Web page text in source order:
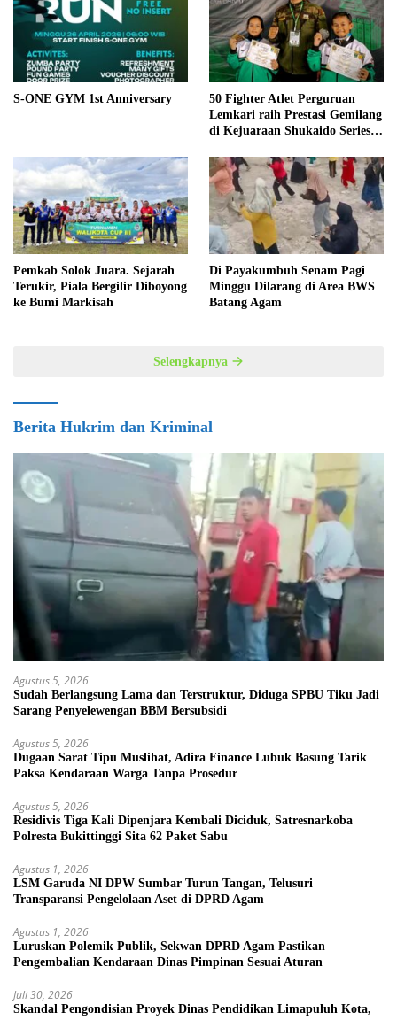
S-ONE GYM 1st Anniversary
50 Fighter Atlet Perguruan
Lemkari raih Prestasi Gemilang
di Kejuaraan Shukaido Series 1
Pemkab Solok Juara. Sejarah
Terukir, Piala Bergilir Diboyong
ke Bumi Markisah
Di Payakumbuh Senam Pagi
Minggu Dilarang di Area BWS
Batang Agam
Selengkapnya
Berita Hukrim dan Kriminal
Agustus 5, 2026
Sudah Berlangsung Lama dan Terstruktur, Diduga SPBU Tiku Jadi
Sarang Penyelewengan BBM Bersubsidi
Agustus 5, 2026
Dugaan Sarat Tipu Muslihat, Adira Finance Lubuk Basung Tarik
Paksa Kendaraan Warga Tanpa Prosedur
Agustus 5, 2026
Residivis Tiga Kali Dipenjara Kembali Diciduk, Satresnarkoba
Polresta Bukittinggi Sita 62 Paket Sabu
Agustus 1, 2026
LSM Garuda NI DPW Sumbar Turun Tangan, Telusuri
Transparansi Pengelolaan Aset di DPRD Agam
Agustus 1, 2026
Luruskan Polemik Publik, Sekwan DPRD Agam Pastikan
Pengembalian Kendaraan Dinas Pimpinan Sesuai Aturan
Juli 30, 2026
Skandal Pengondisian Proyek Dinas Pendidikan Limapuluh Kota,